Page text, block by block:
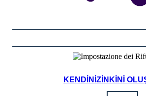
KENDINIZINKINI